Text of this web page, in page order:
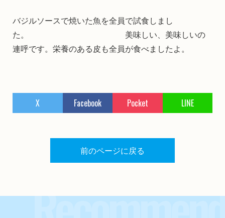
バジルソースで焼いた魚を全員で試食しまし
た。 美味しい、美味しいの
連呼です。栄養のある皮も全員が食べましたよ。
X Facebook Pocket LINE
前のページに戻る